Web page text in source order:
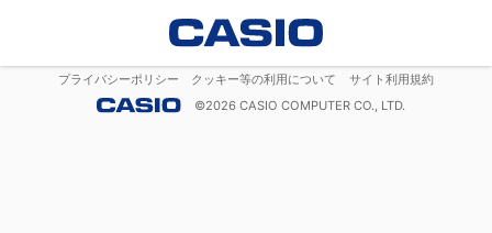
プライバシーポリシー クッキー等の利用について
サイト利用規約
©2026 CASIO COMPUTER CO., LTD.